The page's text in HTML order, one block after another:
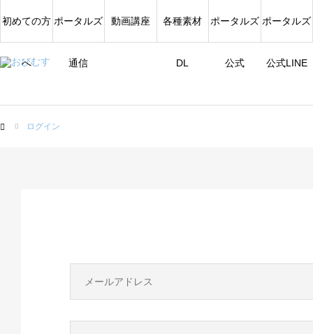
初めての方
へ
ポータルズ
通信
動画講座 各種素材
DL
ポータルズ
公式
ポータルズ
公式LINE
ログイン